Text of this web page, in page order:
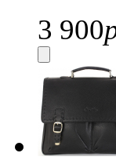
3 900